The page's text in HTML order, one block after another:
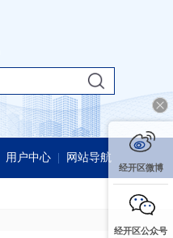
用户中心 网站导航
经开区微博
经开区公众号